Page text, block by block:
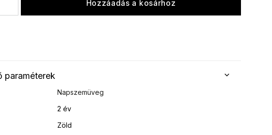
Hozzáadás a kosárhoz
paraméterek
Napszemüveg
2 év
Zöld